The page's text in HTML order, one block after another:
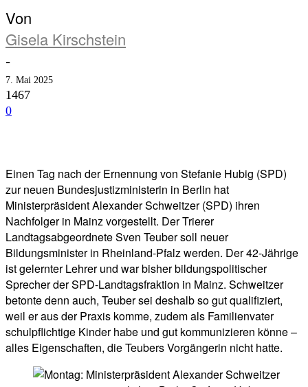
Von
Gisela Kirschstein
-
7. Mai 2025
1467
0
Einen Tag nach der Ernennung von Stefanie Hubig (SPD)
zur neuen Bundesjustizministerin in Berlin hat
Ministerpräsident Alexander Schweitzer (SPD) ihren
Nachfolger in Mainz vorgestellt. Der Trierer
Landtagsabgeordnete Sven Teuber soll neuer
Bildungsminister in Rheinland-Pfalz werden. Der 42-Jährige
ist gelernter Lehrer und war bisher bildungspolitischer
Sprecher der SPD-Landtagsfraktion in Mainz. Schweitzer
betonte denn auch, Teuber sei deshalb so gut qualifiziert,
weil er aus der Praxis komme, zudem als Familienvater
schulpflichtige Kinder habe und gut kommunizieren könne –
alles Eigenschaften, die Teubers Vorgängerin nicht hatte.